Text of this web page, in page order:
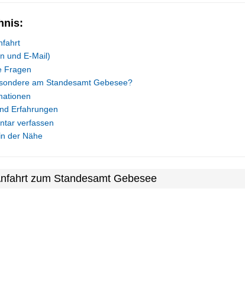
und E-Mail)
Fragen
am Standesamt Gebesee?
Erfahrungen
verfassen
der Nähe
zum Standesamt Gebesee